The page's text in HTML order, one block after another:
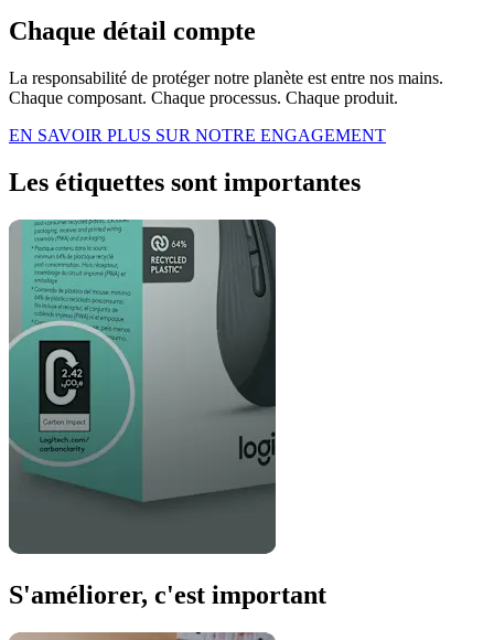
Chaque détail compte
La responsabilité de protéger notre planète est entre nos mains.
Chaque composant. Chaque processus. Chaque produit.
EN SAVOIR PLUS SUR NOTRE ENGAGEMENT
Les étiquettes sont importantes
S'améliorer, c'est important